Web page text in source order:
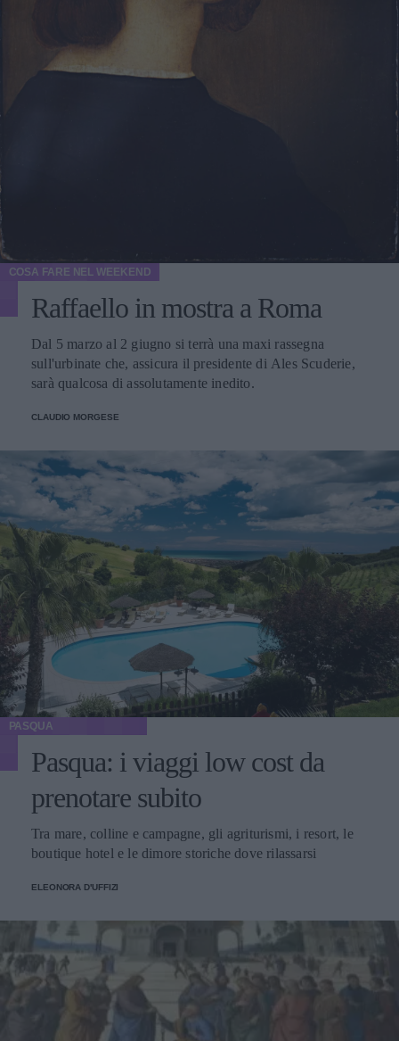
COSA FARE NEL WEEKEND
Raffaello in mostra a Roma
Dal 5 marzo al 2 giugno si terrà una maxi rassegna
sull'urbinate che, assicura il presidente di Ales Scuderie,
sarà qualcosa di assolutamente inedito.
CLAUDIO MORGESE
PASQUA
Pasqua: i viaggi low cost da
prenotare subito
Tra mare, colline e campagne, gli agriturismi, i resort, le
boutique hotel e le dimore storiche dove rilassarsi
ELEONORA D'UFFIZI